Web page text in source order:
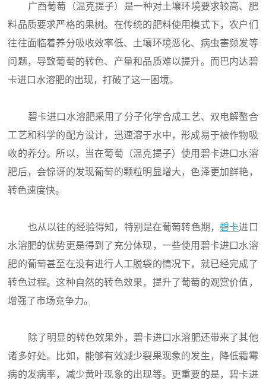
广西葡萄（温克提子）是一种对土壤环境要求较高、肥
料品质要求严格的果树。在传统的肥料使用模式下，农户们
往往面临着养分吸收效率低、土壤环境恶化、病虫害频发等
问题，导致葡萄的转色、产量和品质难以提升。而巴内达碧
卡进口水溶肥的出现，打破了这一困境。
碧卡进口水溶肥采用了分子化学合成工艺、双电解螯合
工艺和科学的配方设计，迅速溶于水中，形成易于被作物吸
收的养分。所以，当在葡萄（温克提子）使用碧卡进口水溶
肥后，会惊讶的发现葡萄的颗粒明显增大，色泽更加鲜艳，
转色速度快。
也从以往的经验得知，特别是在葡萄转色期，碧卡进口
水溶肥的优势更是得到了充分体现，一些使用碧卡进口水溶
肥的葡萄甚至在没有进行人工脱袋的情况下，就已经完成了
转色过程。这种自然的转色效果，提升了葡萄的观赏价值，
增强了市场竞争力。
除了明显的转色效果外，碧卡进口水溶肥还带来了其他
诸多好处。比如，能够有效减少裂果现象的发生，降低霜霉
病的发病率，减少黄叶现象的出现等。更重要的是，碧卡进